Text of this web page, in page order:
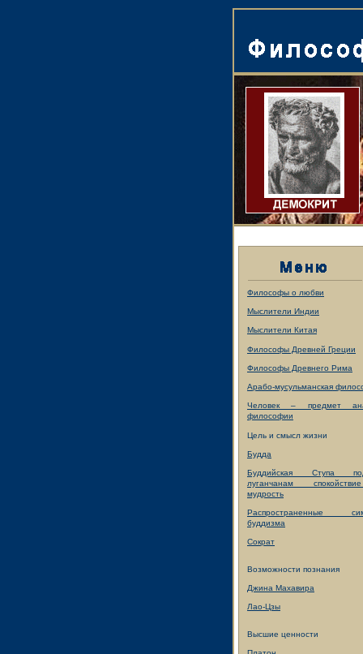
Философы о любви
Мыслители Индии
Мыслители Китая
Философы Древней Греции
Философы Древнего Рима
Арабо-мусульманская
Человек – предмет
философии
Цель и смысл жизни
Будда
Буддийская Ступа
луганчанам
мудрость
Распространенные
буддизма
Сократ
Возможности познания
Джина Махавира
Лао-Цзы
Высшие ценности